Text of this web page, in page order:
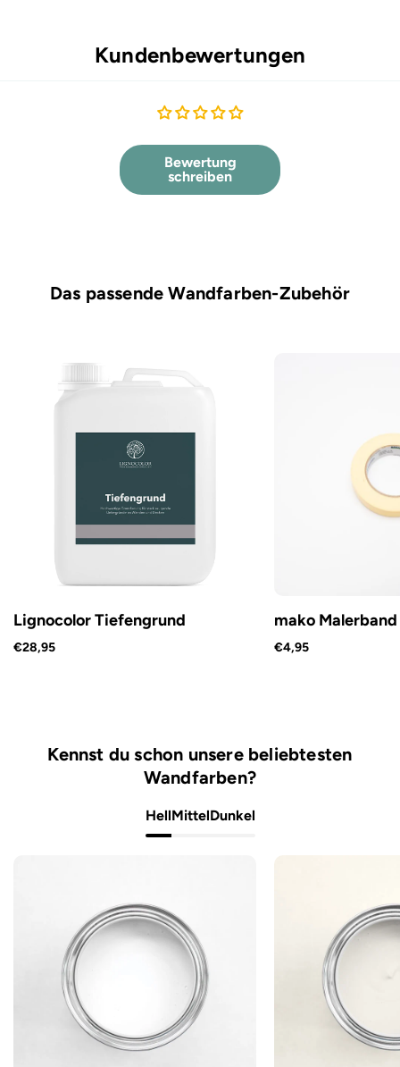
Kundenbewertungen
Bewertung
schreiben
Das passende Wandfarben-Zubehör
Lignocolor Tiefengrund
€28,95
mako Malerband
€4,95
Kennst du schon unsere beliebtesten
Wandfarben?
HellMittelDunkel